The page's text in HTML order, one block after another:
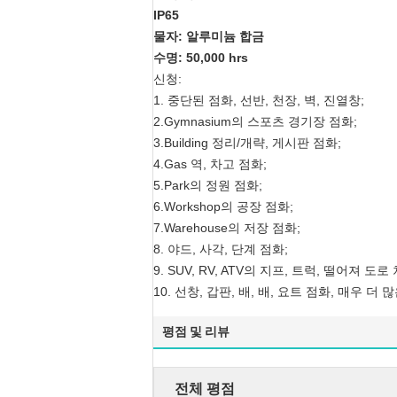
IP65
물자: 알루미늄 합금
수명: 50,000 hrs
신청:
1. 중단된 점화, 선반, 천장, 벽, 진열창;
2.Gymnasium의 스포츠 경기장 점화;
3.Building 정리/개략, 게시판 점화;
4.Gas 역, 차고 점화;
5.Park의 정원 점화;
6.Workshop의 공장 점화;
7.Warehouse의 저장 점화;
8. 야드, 사각, 단계 점화;
9. SUV, RV, ATV의 지프, 트럭, 떨어져 도로
10. 선창, 갑판, 배, 배, 요트 점화, 매우 더 많
평점 및 리뷰
전체 평점